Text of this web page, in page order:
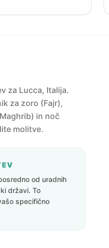
za Lucca, Italija.
za zoro (Fajr),
in noč
molitve.
od uradnih
državi. To
specifično